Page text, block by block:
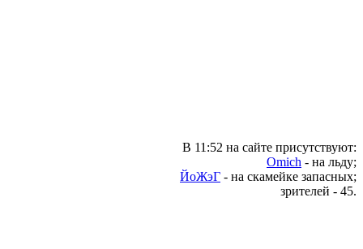
В 11:52 на сайте присутствуют:
Omich - на льду;
ЙоЖэГ - на скамейке запасных;
зрителей - 45.